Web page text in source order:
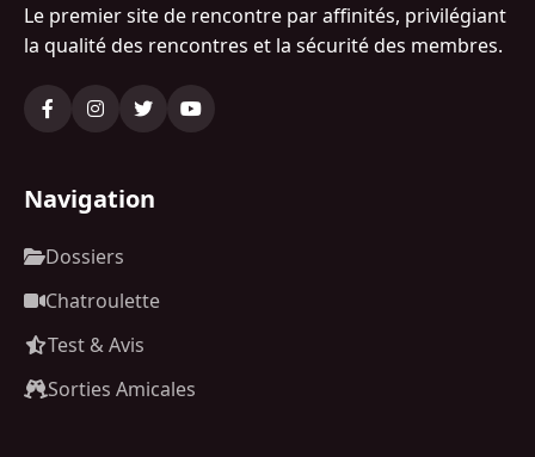
Le premier site de rencontre par affinités, privilégiant
la qualité des rencontres et la sécurité des membres.
Navigation
Dossiers
Chatroulette
Test & Avis
Sorties Amicales